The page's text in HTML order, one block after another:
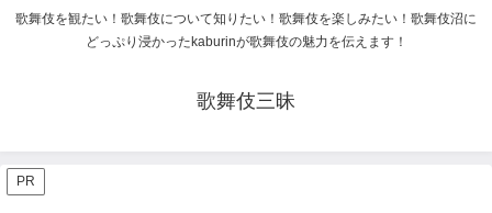
歌舞伎を観たい！歌舞伎について知りたい！歌舞伎を楽しみたい！歌舞伎沼に
どっぷり浸かったkaburinが歌舞伎の魅力を伝えます！
歌舞伎三昧
PR